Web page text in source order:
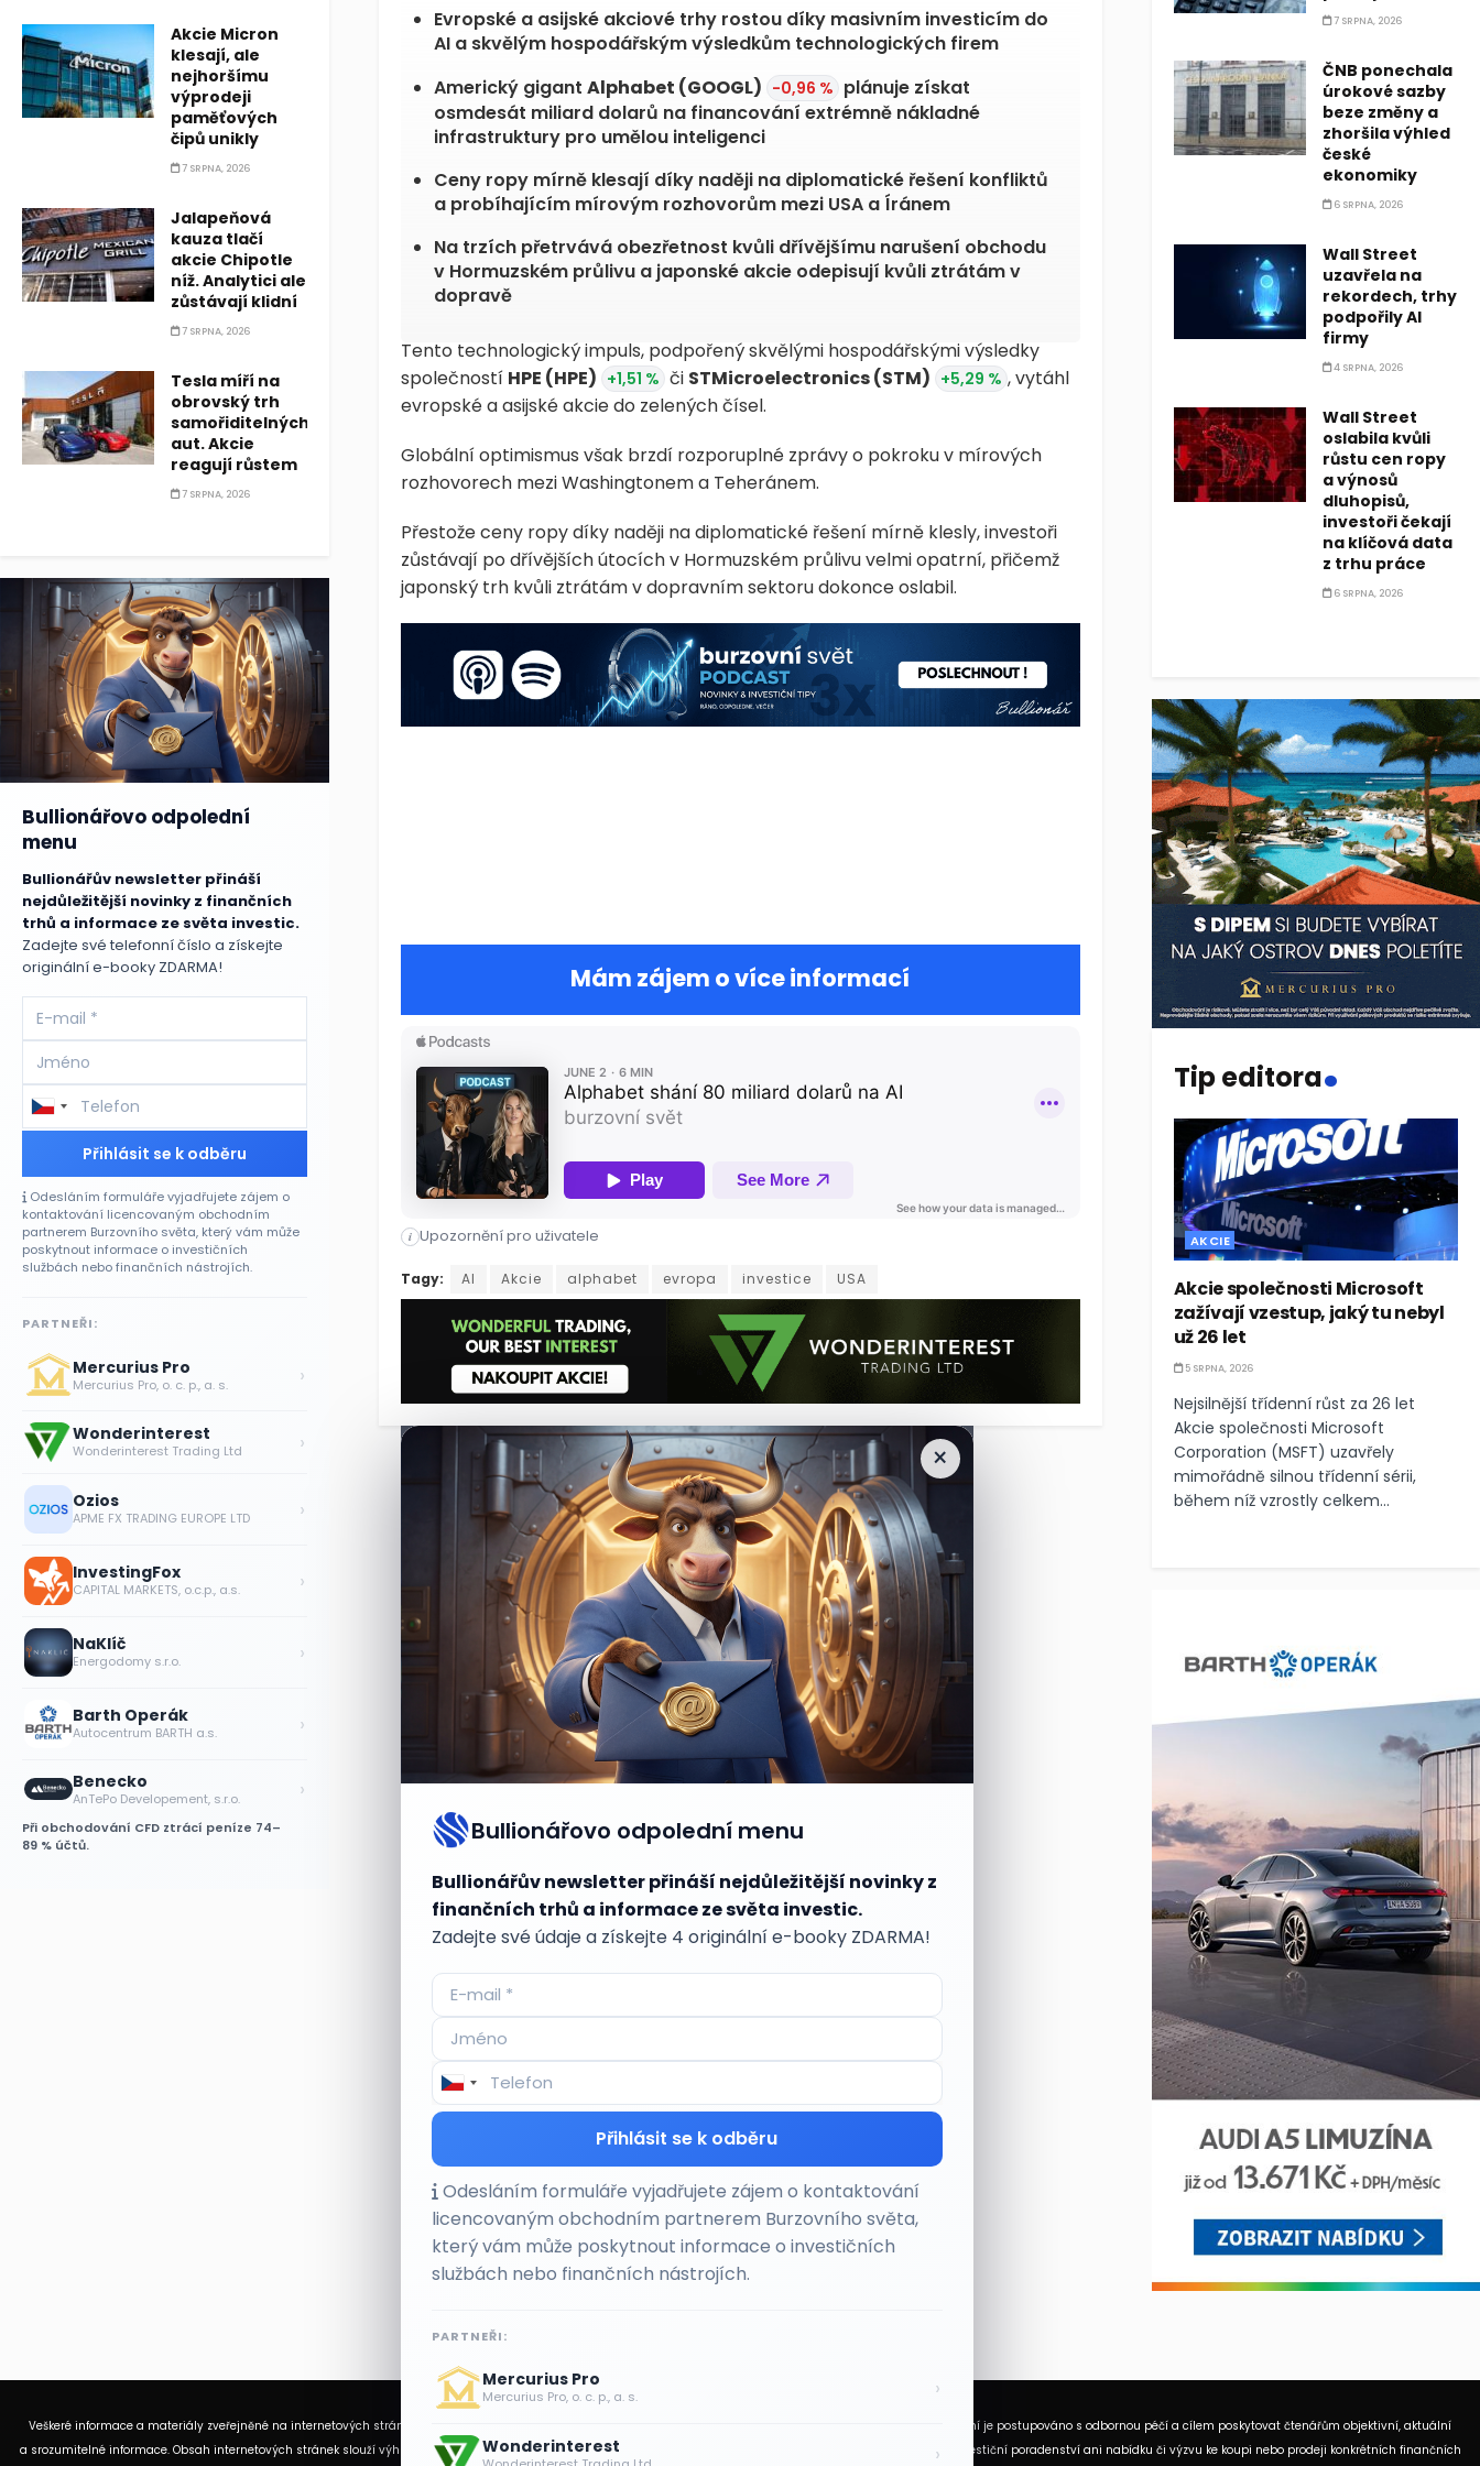
Evropské a asijské akciové trhy rostou díky masivním investicím do
AI a skvělým hospodářským výsledkům technologických firem
Americký gigant Alphabet (GOOGL) -0,96 % plánuje získat
osmdesát miliard dolarů na financování extrémně nákladné
infrastruktury pro umělou inteligenci
Ceny ropy mírně klesají díky naději na diplomatické řešení konfliktů
a probíhajícím mírovým rozhovorům mezi USA a Íránem
Na trzích přetrvává obezřetnost kvůli dřívějšímu narušení obchodu
v Hormuzském průlivu a japonské akcie odepisují kvůli ztrátám v
dopravě
Tento technologický impuls, podpořený skvělými hospodářskými výsledky
společností HPE (HPE) +1,51 % či STMicroelectronics(STM) +5,29 % , vytáhl
evropské a asijské akcie do zelených čísel.
Globální optimismus však brzdí rozporuplné zprávy o pokroku v mírových
rozhovorech mezi Washingtonem a Teheránem.
Přestože ceny ropy díky naději na diplomatické řešení mírně klesly, investoři
zůstávají po dřívějších útocích v Hormuzském průlivu velmi opatrní, přičemž
japonský trh kvůli ztrátám v dopravním sektoru dokonce oslabil.
Mám zájem o více informací
i Upozornění pro uživatele
Americký gigant Alphabet oznámil masivní plán na získání osmdesáti miliard dolarů na budování infrastruktury pro AI, což potvrzuje
Tagy: AI Akcie alphabet evropa investice USA
×
Bullionářovo odpolední menu
Bullionářův newsletter přináší nejdůležitější novinky z
finančních trhů a informace ze světa investic.
Zadejte své údaje a získejte 4 originální e-booky ZDARMA!
Přihlásit se k odběru
Odesláním formuláře vyjadřujete zájem o kontaktování
licencovaným obchodním partnerem Burzovního světa,
který vám může poskytnout informace o investičních
službách nebo finančních nástrojích.
PARTNEŘI:
Mercurius Pro
Mercurius Pro, o. c. p., a. s. ›
Wonderinterest ›
Akcie Micron
klesají, ale
nejhoršímu
výprodeji
paměťových
čipů unikly
7 SRPNA, 2026
Jalapeňová
kauza tlačí
akcie Chipotle
níž. Analytici ale
zůstávají klidní
7 SRPNA, 2026
Tesla míří na
obrovský trh
samořiditelných
aut. Akcie
reagují růstem
7 SRPNA, 2026
Bullionářovo odpolední
menu
Bullionářův newsletter přináší
nejdůležitější novinky z finančních
trhů a informace ze světa investic.
Zadejte své telefonní číslo a získejte
originální e-booky ZDARMA!
Přihlásit se k odběru
Odesláním formuláře vyjadřujete zájem o
kontaktování licencovaným obchodním
partnerem Burzovního světa, který vám může
poskytnout informace o investičních
službách nebo finančních nástrojích.
PARTNEŘI:
Mercurius Pro
Mercurius Pro, o. c. p., a. s. ›
Wonderinterest
Wonderinterest Trading Ltd ›
Ozios
APME FX TRADING EUROPE LTD ›
InvestingFox
CAPITAL MARKETS, o.c.p., a.s. ›
NaKlíč
Energodomy s.r.o. ›
Barth Operák
Autocentrum BARTH a.s. ›
Benecko
AnTePo Developement, s.r.o. ›
Při obchodování CFD ztrácí peníze 74–
89 % účtů.
7 SRPNA, 2026
ČNB ponechala
úrokové sazby
beze změny a
zhoršila výhled
české
ekonomiky
6 SRPNA, 2026
Wall Street
uzavřela na
rekordech, trhy
podpořily AI
firmy
4 SRPNA, 2026
Wall Street
oslabila kvůli
růstu cen ropy
a výnosů
dluhopisů,
investoři čekají
na klíčová data
z trhu práce
6 SRPNA, 2026
Tip editora.
AKCIE
Akcie společnosti Microsoft
zažívají vzestup, jaký tu nebyl
už 26 let
5 SRPNA, 2026
Nejsilnější třídenní růst za 26 let
Akcie společnosti Microsoft
Corporation (MSFT) uzavřely
mimořádně silnou třídenní sérii,
během níž vzrostly celkem...
Veškeré informace a materiály zveřejněné na internetových stránkách Burzovního Světa vycházejí z veřejně dostupných a důvěryhodných zdrojů. Při jejich zpracování je postupováno s odbornou péčí a cílem poskytovat čtenářům objektivní, aktuální
a srozumitelné informace. Obsah internetových stránek slouží výhradně k informačním a vzdělávacím účelům. Nepředstavuje individuální investiční doporučení, investiční poradenství ani nabídku či výzvu ke koupi nebo prodeji konkrétních finančních